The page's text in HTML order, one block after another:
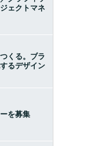
ェクトマネ
くる。ブラ
るデザイン
を募集